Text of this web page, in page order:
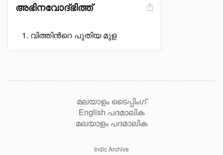
അഭിനവോദ്ഭിത്ത്
വിത്തിൻറെ പുതിയ മുള
മലയാളം ടൈപ്പിംഗ്
English പദമാലിക
മലയാളം പദമാലിക
Indic Archive